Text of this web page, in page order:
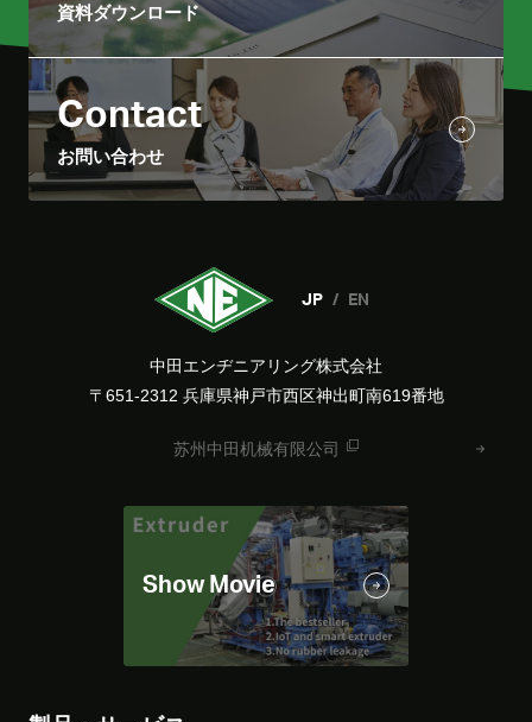
資料ダウンロード
Contact
お問い合わせ
JP EN
中田エンヂニアリング株式会社
〒651-2312 兵庫県神戸市西区神出町南619番地
苏州中田机械有限公司